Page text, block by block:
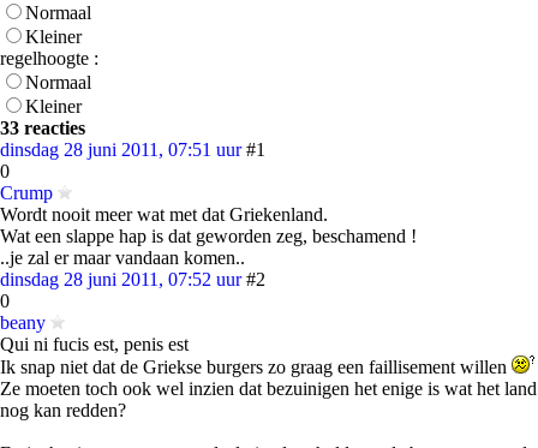
Normaal
Kleiner
regelhoogte :
Normaal
Kleiner
33 reacties
dinsdag 28 juni 2011, 07:51 uur #1
0
Crump
Wordt nooit meer wat met dat Griekenland.
Wat een slappe hap is dat geworden zeg, beschamend !
..je zal er maar vandaan komen..
dinsdag 28 juni 2011, 07:52 uur #2
0
beany
Qui ni fucis est, penis est
Ik snap niet dat de Griekse burgers zo graag een faillisement willen
Ze moeten toch ook wel inzien dat bezuinigen het enige is wat het land
nog kan redden?